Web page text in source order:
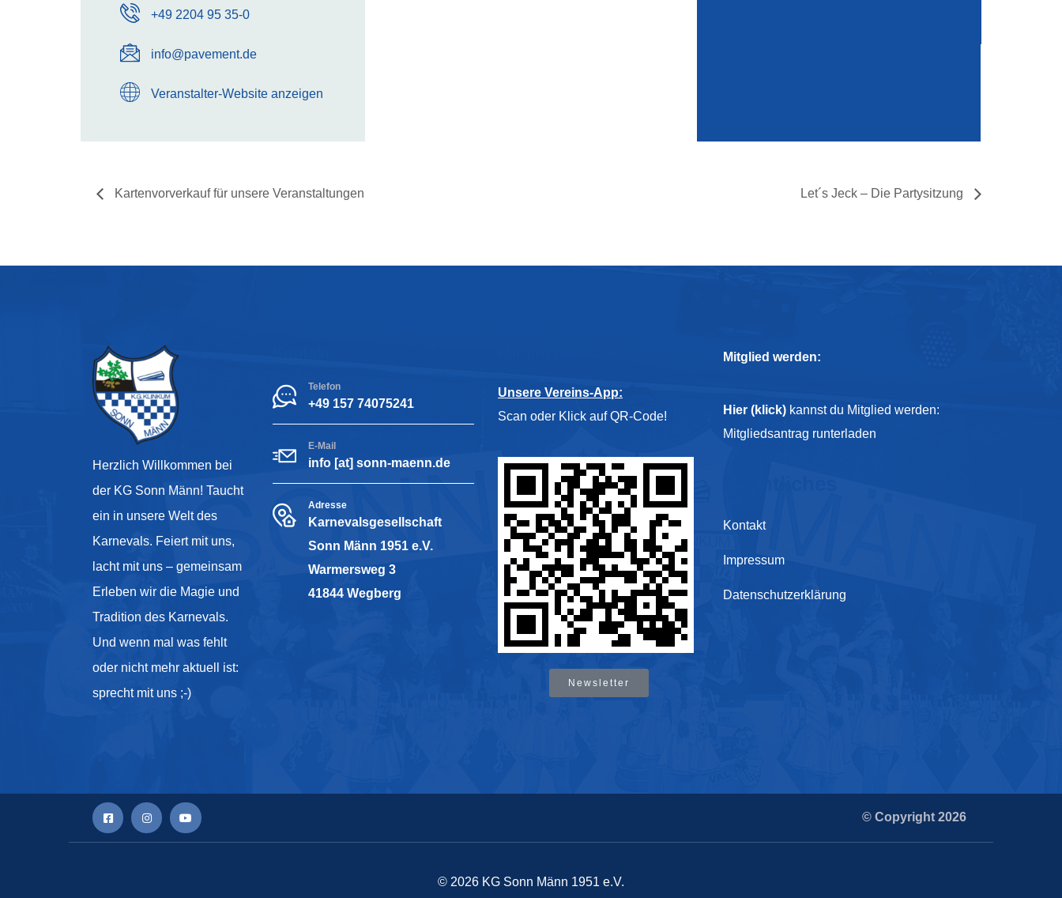
+49 2204 95 35-0
info@pavement.de
Veranstalter-Website anzeigen
Kartenvorverkauf für unsere Veranstaltungen Let´s Jeck – Die Partysitzung
Herzlich Willkommen bei
der KG Sonn Männ! Taucht
ein in unsere Welt des
Karnevals. Feiert mit uns,
lacht mit uns – gemeinsam
Erleben wir die Magie und
Tradition des Karnevals.
Und wenn mal was fehlt
oder nicht mehr aktuell ist:
sprecht mit uns ;-)
Telefon
+49 157 74075241
E-Mail
info [at] sonn-maenn.de
Adresse
Karnevalsgesellschaft
Sonn Männ 1951 e.V.
Warmersweg 3
41844 Wegberg
Unsere Vereins-App:
Scan oder Klick auf QR-Code!
Newsletter
Mitglied werden:
Hier (klick) kannst du Mitglied werden:
Mitgliedsantrag runterladen
Kontakt
Impressum
Datenschutzerklärung
© Copyright 2026
© 2026 KG Sonn Männ 1951 e.V.